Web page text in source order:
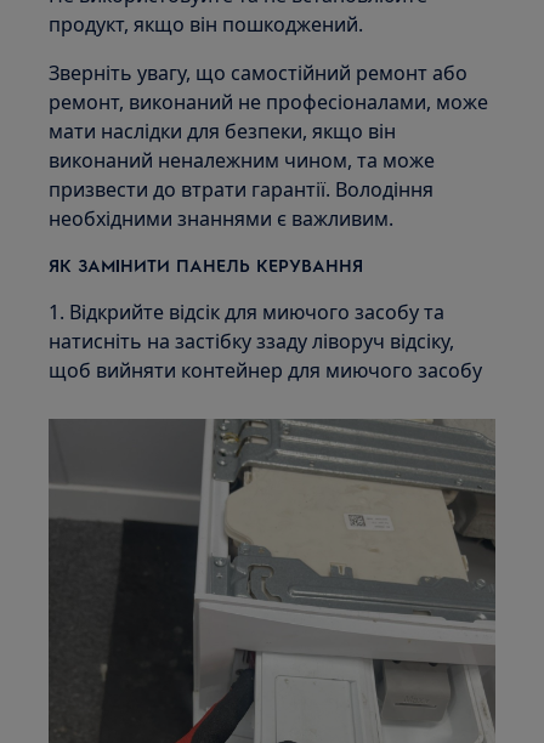
продукт, якщо він пошкоджений.
Зверніть увагу, що самостійний ремонт або
ремонт, виконаний не професіоналами, може
мати наслідки для безпеки, якщо він
виконаний неналежним чином, та може
призвести до втрати гарантії. Володіння
необхідними знаннями є важливим.
ЯК ЗАМІНИТИ ПАНЕЛЬ КЕРУВАННЯ
1. Відкрийте відсік для миючого засобу та
натисніть на застібку ззаду ліворуч відсіку,
щоб вийняти контейнер для миючого засобу